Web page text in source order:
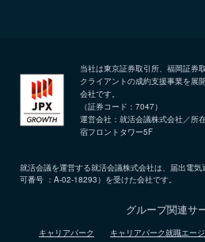
当社は東京証券取引所、福岡証券
クライアントの成約支援事業を展
会社です。
（証券コード：7047）
運営会社：就活会議株式会社／所
宿フロントタワー5F
就活会議を運営する就活会議株式会社は、届出電
可番号 ：A-02-18293）を受けた会社です。